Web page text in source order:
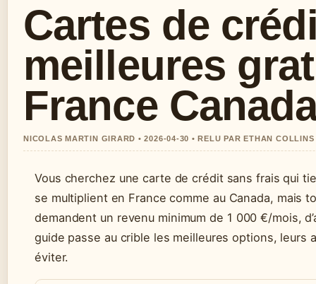
Cartes de
meilleures
France
NICOLAS MARTIN GIRARD • 2026-04-30 • RELU PAR ETHAN COLLINS
Vous cherchez une carte de crédit sans frais qui
se multiplient en France comme au Canada, mais
demandent un revenu minimum de 1 000 €/mois,
guide passe au crible les meilleures options, leurs
éviter.